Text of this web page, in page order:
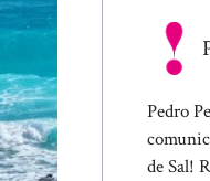
Pedro
de Sal!